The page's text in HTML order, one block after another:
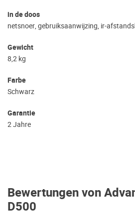
in de doos
netsnoer, gebruiksaanwijzing, ir-
Gewicht
8,2 kg
Farbe
Schwarz
Garantie
2 Jahre
Bewertungen von
D500